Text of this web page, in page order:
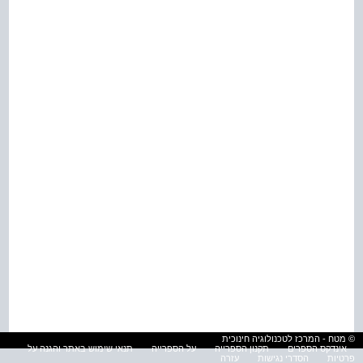
© מטח - המרכז לטכנולוגיה חינוכית
אינדקס הספרים
תקנון הספרייה על הספרייה
תנאי שימוש באתר והגנה על
פרטיות
הסדרי נגישות עזרה